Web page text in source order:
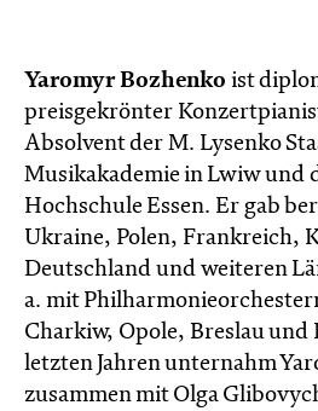
Yaromyr Bozhenko ist
preisgekrönter
Absolvent der M. Lysenko
Musikakademie in Lwiw und
Hochschule Essen. Er gab
Ukraine, Polen, Frankreich,
Deutschland und weiteren
a. mit
Charkiw, Opole, Breslau und
letzten Jahren unternahm
zusammen mit Olga